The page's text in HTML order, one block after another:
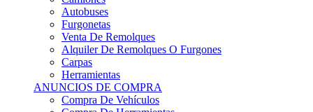
Furgonetas
Venta De Remolques
Alquiler De Remolques O Furgones
Carpas
Herramientas
ANUNCIOS DE COMPRA
Compra De Vehículos
Compra De Herramientas